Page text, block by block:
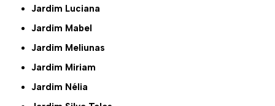
Jardim Luciana
Jardim Mabel
Jardim Meliunas
Jardim Miriam
Jardim Nélia